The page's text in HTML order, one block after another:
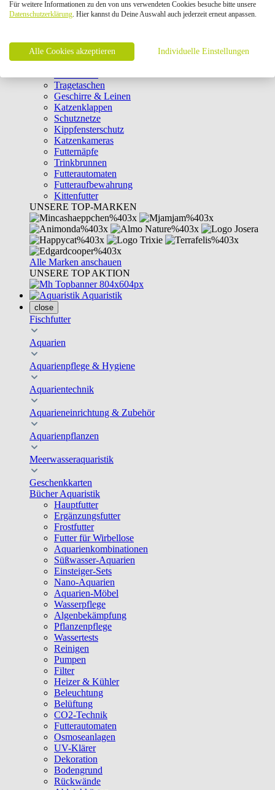
Intelligenzspielzeug
Laserpointer & Elektrospielzeug
Clicker & Target Sticks für Katzen
Weiteres Katzenspielzeug
Transportboxen
Tragetaschen
Geschirre & Leinen
Katzenklappen
Schutznetze
Kippfensterschutz
Katzenkameras
Futternäpfe
Trinkbrunnen
Futterautomaten
Futteraufbewahrung
Kittenfutter
UNSERE TOP-MARKEN
Alle Marken anschauen
UNSERE TOP AKTION
Aquaristik
close
Fischfutter
Aquarien
Aquarienpflege & Hygiene
Aquarientechnik
Aquarieneinrichtung & Zubehör
Aquarienpflanzen
Meerwasseraquaristik
Geschenkkarten
Bücher Aquaristik
Hauptfutter
Ergänzungsfutter
Frostfutter
Futter für Wirbellose
Aquarienkombinationen
Süßwasser-Aquarien
Einsteiger-Sets
Nano-Aquarien
Aquarien-Möbel
Wasserpflege
Algenbekämpfung
Pflanzenpflege
Wassertests
Reinigen
Pumpen
Filter
Heizer & Kühler
Beleuchtung
Belüftung
CO2-Technik
Futterautomaten
Osmoseanlagen
UV-Klärer
Dekoration
Bodengrund
Rückwände
Für weitere Informationen zu den von uns verwendeten Cookies besuche bitte unsere
Datenschutzerklärung. Hier kannst du Deine Auswahl auch jederzeit erneut anpassen.
Alle Cookies akzeptieren Individuelle Einstellungen